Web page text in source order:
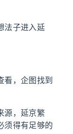
法子进入延
看，企图找到
源，延京繁
须得有足够的